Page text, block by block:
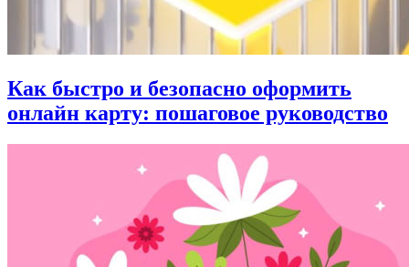
Как быстро и безопасно оформить
онлайн карту: пошаговое руководство